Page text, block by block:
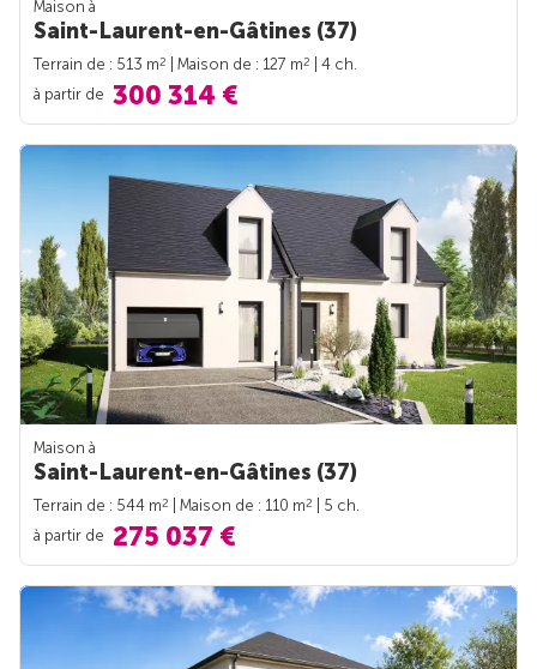
Maison à
Saint-Laurent-en-Gâtines (37)
Terrain de : 513 m2 | Maison de : 127 m2
| 4 ch.
à partir de 300 314 €
Maison à
Saint-Laurent-en-Gâtines (37)
Terrain de : 544 m2 | Maison de : 110 m2
| 5 ch.
à partir de 275 037 €